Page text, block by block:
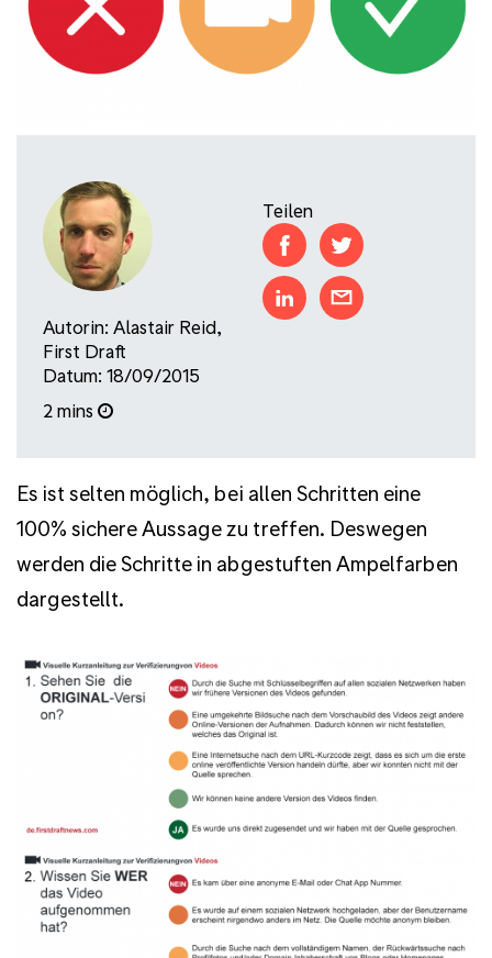
Autorin: Alastair Reid,
First Draft
Datum: 18/09/2015
2 mins
Teilen
Es ist selten möglich, bei allen Schritten eine
100% sichere Aussage zu treffen. Deswegen
werden die Schritte in abgestuften Ampelfarben
dargestellt.